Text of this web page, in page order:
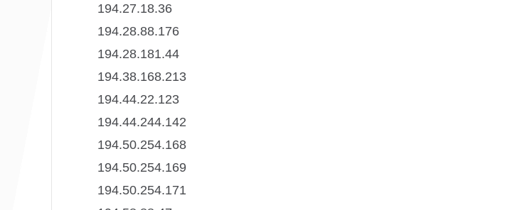
194.27.18.36
194.28.88.176
194.28.181.44
194.38.168.213
194.44.22.123
194.44.244.142
194.50.254.168
194.50.254.169
194.50.254.171